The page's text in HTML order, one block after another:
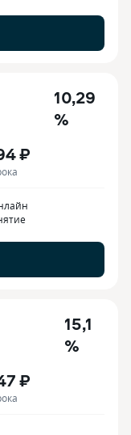
10,29
%
₽
15,1
%
₽